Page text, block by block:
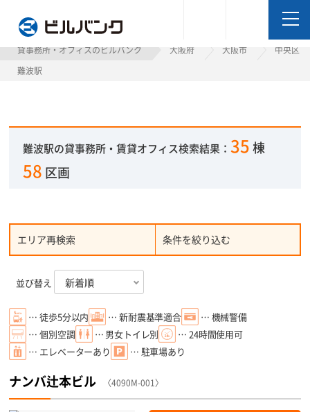
貸事務所・オフィスのビルバンク 大阪府 大阪市
中央区
難波駅
難波駅の貸事務所・賃貸オフィス検索結果：35棟
58 区画
エリア再検索 条件を絞り込む
並び替え
… 徒歩5分以内 … 新耐震基準適合
… 機械警備
… 個別空調
… 男女トイレ別
… 24時間使用可
… エレベーターあり
… 駐車場あり
ナンバ辻本ビル 〈4090M-001〉